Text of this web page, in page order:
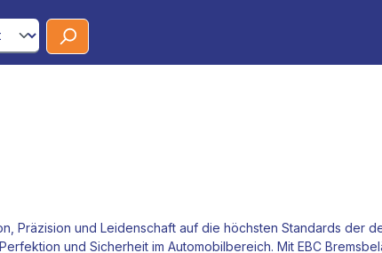
Präzision und Leidenschaft auf die höchsten Standards der
und Sicherheit im Automobilbereich. Mit EBC